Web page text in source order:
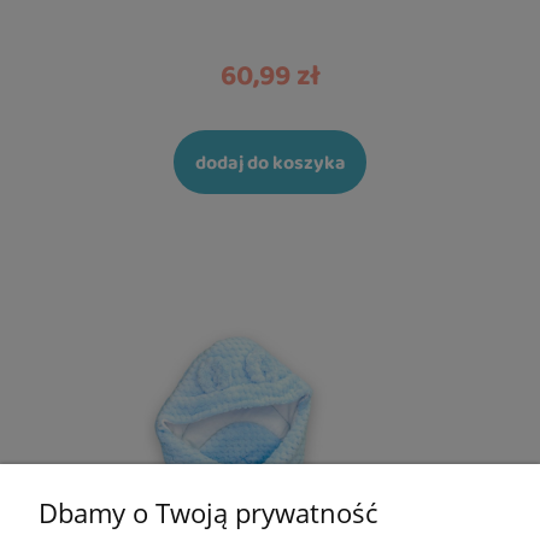
60,99 zł
dodaj do koszyka
Dbamy o Twoją prywatność